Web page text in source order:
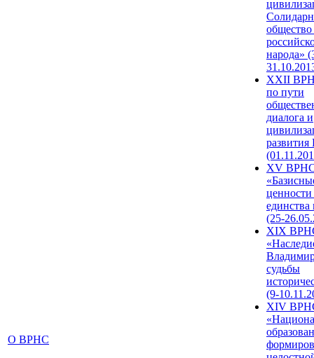
О ВРНС
народа»
XXII
по пути
диалога и
развития
XV
единства
(25-
XIX
судьбы
(9-
XIV